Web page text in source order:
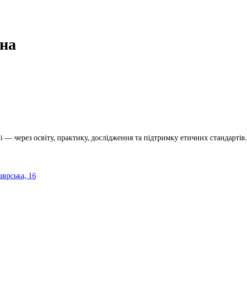
через освіту, практику, дослідження та підтримку етичних стандартів.
16